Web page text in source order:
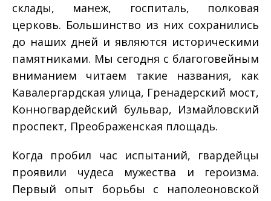
склады, манеж, госпиталь, полковая
церковь. Большинство из них сохранились
до наших дней и являются историческими
памятниками. Мы сегодня с благоговейным
вниманием читаем такие названия, как
Кавалергардская улица, Гренадерский мост,
Конногвардейский бульвар, Измайловский
проспект, Преображенская площадь.
Когда пробил час испытаний, гвардейцы
проявили чудеса мужества и героизма.
Первый опыт борьбы с наполеоновской